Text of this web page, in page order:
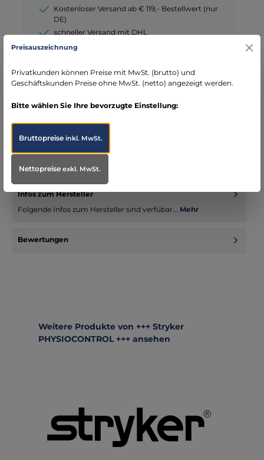
Kostenloser Versand ab € 119,- Bestellwert (nur
DE)
schneller Versand mit DHL
seit über 15 Jahren kompetenter Partner im
Beschreibung
Der LP1000 AED ist sicher eines der Profigeräte mit dem
entscheidenden Vorteil - voller Kompabilität zu den
Defibrillationse…
Infos zum Hersteller
Folgende Infos zum Hersteller sind verfübar... Mehr
Bewertungen
Produktgalerie überspringen
Weitere Produkte von +++ Stryker
PHYSIOCONTROL +++ ansehen
Preisauszeichnung
Privatkunden können Preise mit MwSt. (brutto) und
Geschäftskunden Preise ohne MwSt. (netto) angezeigt werden.
Bitte wählen Sie Ihre bevorzugte Einstellung:
Bruttopreiseinkl. MwSt.
Nettopreiseexkl. MwSt.